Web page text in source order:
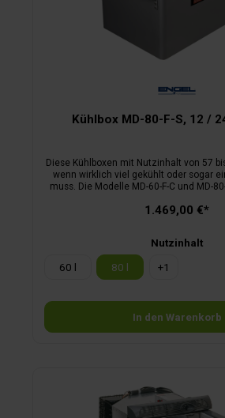
Kühlbox MD-80-F-S, 12 /
Diese Kühlboxen mit Nutzinhalt von 57
wenn wirklich viel gekühlt oder sogar
muss. Die Modelle MD-60-F-C und MD-
kompakter Deckel schützt das
Die mit 12 oder 24 Volt betriebenen
Technik, Verbrauch und Verarbeitung
von Engel in nichts nach: Alle
Stahlgehäuse, sind mit besonders
Einsatzkörbe sind herausnehmbar und
glatte Innenwand zur leichten
1.469,00 €*
Nutzinhalt
60 l
80 l +1
In den Warenkorb